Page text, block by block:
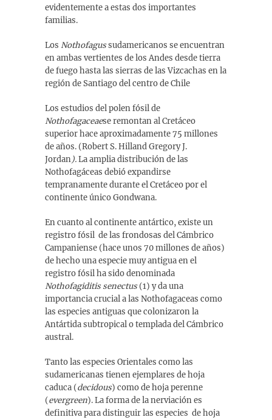
evidentemente a estas dos importantes
familias.
Los Nothofagussudamericanos se encuentran
en ambas vertientes de los Andes desde tierra
de fuego hasta las sierras de las Vizcachas en la
región de Santiago del centro de Chile
Los estudios del polen fósil de
Nothofagaceaese remontan al Cretáceo
superior hace aproximadamente 75 millones
de años. (Robert S. Hilland Gregory J.
Jordan).La amplia distribución de las
Nothofagáceas debió expandirse
tempranamente durante el Cretáceo por el
continente único Gondwana.
En cuanto al continente antártico, existe un
registro fósil de las frondosas del Cámbrico
Campaniense (hace unos 70 millones de años)
de hecho una especie muy antigua en el
registro fósil ha sido denominada
Nothofagiditis senectus(1) y da una
importancia crucial a las Nothofagaceas como
las especies antiguas que colonizaron la
Antártida subtropical o templada del Cámbrico
austral.
Tanto las especies Orientales como las
sudamericanas tienen ejemplares de hoja
caduca (decidous) como de hoja perenne
(evergreen). La forma de la nerviación es
definitiva para distinguir las especies de hoja